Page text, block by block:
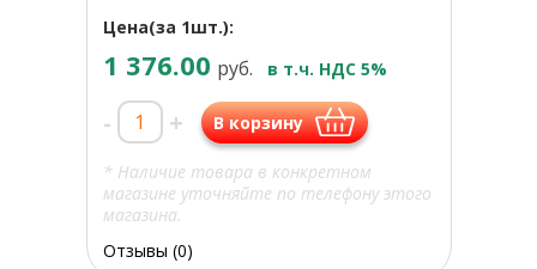
Цена(за 1шт.):
1 376.00 руб. в т.ч. НДС 5%
- + В корзину
* Наличие товара в конкретном
магазине уточняйте по телефону этого
магазина.
Отзывы (0)